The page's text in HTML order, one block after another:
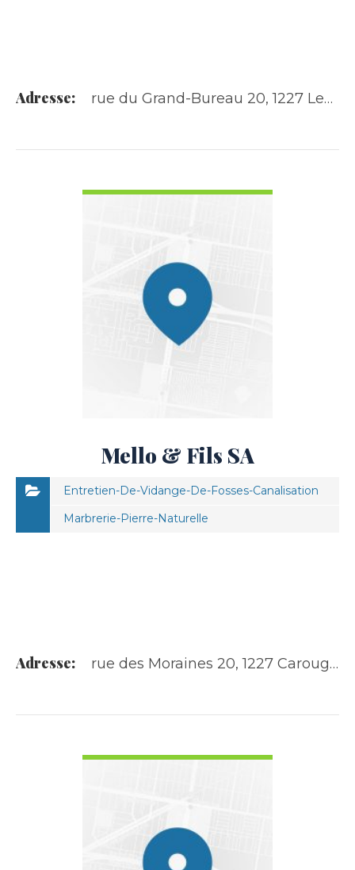
Adresse: rue du Grand-Bureau 20, 1227 Les Acacias
Mello & Fils SA
Entretien-De-Vidange-De-Fosses-Canalisation
Marbrerie-Pierre-Naturelle
Adresse: rue des Moraines 20, 1227 Carouge GE